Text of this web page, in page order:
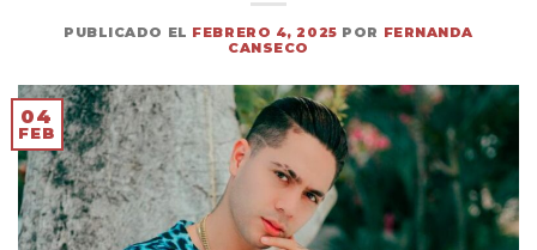
PUBLICADO EL FEBRERO 4, 2025 POR FERNANDA
CANSECO
04
FEB